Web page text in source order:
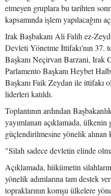
etmeyen gruplara bu tarihten
kapsamında işlem yapılacağını
Irak Başbakanı Ali Falih ez-
Devleti Yönetme İttifakı'nın 37.
Başkanı Neçirvan Barzani, Irak
Parlamento Başkanı Heybet
Başkanı Faik Zeydan ile ittifakı
liderleri katıldı.
Toplantının ardından
yayımlanan açıklamada,
güçlendirilmesine yönelik alınan
"Silah sadece devletin elinde
Açıklamada, hükümetin
yönelik adımlarına tam destek
topraklarının komşu ülkelere